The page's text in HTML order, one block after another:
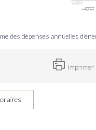
des dépenses annuelles
Imprimer